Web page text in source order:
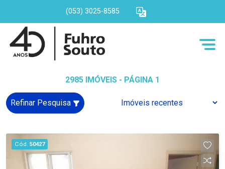
(053) 3025-8585
2985 IMÓVEIS - PÁGINA 1
Refinar Pesquisa
Cód. 50427